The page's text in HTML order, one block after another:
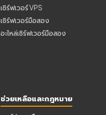
เซิร์ฟเวอร์ VPS
เซิร์ฟเวอร์มือสอง
อะไหล่เซิร์ฟเวอร์มือสอง
ช่วยเหลือและกฎหมาย